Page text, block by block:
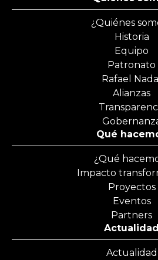
¿Quiénes
Historia
Equipo
Patronato
Rafael Nadal
Alianzas
Qué
¿Qué
Impacto
Proyectos
Eventos
Partners
Actualidad
Actualidad